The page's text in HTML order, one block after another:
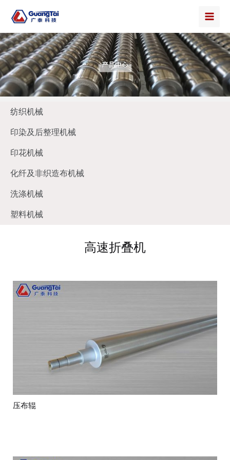
纺织机械
印染及后整理机械
印花机械
化纤及非织造布机械
洗涤机械
塑料机械
高速折叠机
压布辊